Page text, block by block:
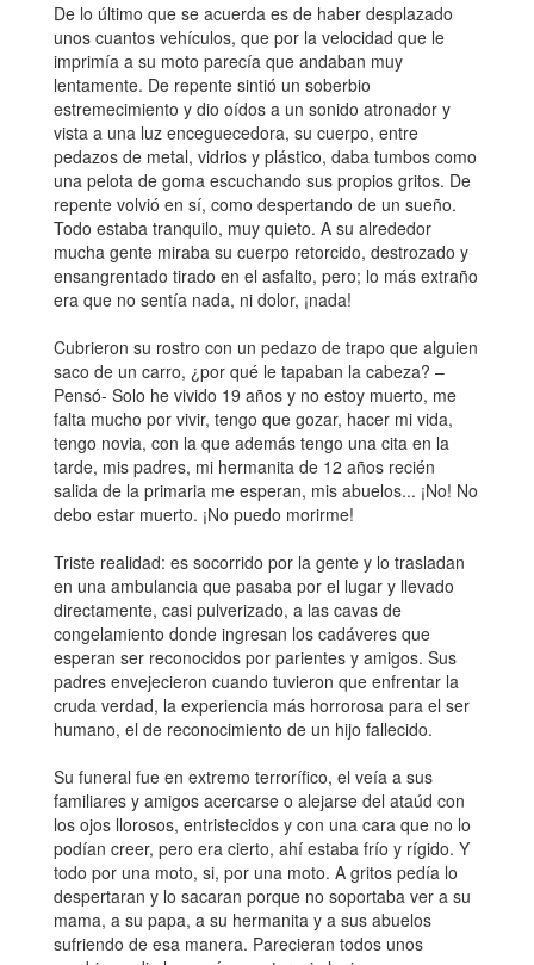
De lo último que se acuerda es de haber desplazado
unos cuantos vehículos, que por la velocidad que le
imprimía a su moto parecía que andaban muy
lentamente. De repente sintió un soberbio
estremecimiento y dio oídos a un sonido atronador y
vista a una luz enceguecedora, su cuerpo, entre
pedazos de metal, vidrios y plástico, daba tumbos como
una pelota de goma escuchando sus propios gritos. De
repente volvió en sí, como despertando de un sueño.
Todo estaba tranquilo, muy quieto. A su alrededor
mucha gente miraba su cuerpo retorcido, destrozado y
ensangrentado tirado en el asfalto, pero; lo más extraño
era que no sentía nada, ni dolor, ¡nada!
Cubrieron su rostro con un pedazo de trapo que alguien
saco de un carro, ¿por qué le tapaban la cabeza? –
Pensó- Solo he vivido 19 años y no estoy muerto, me
falta mucho por vivir, tengo que gozar, hacer mi vida,
tengo novia, con la que además tengo una cita en la
tarde, mis padres, mi hermanita de 12 años recién
salida de la primaria me esperan, mis abuelos... ¡No! No
debo estar muerto. ¡No puedo morirme!
Triste realidad: es socorrido por la gente y lo trasladan
en una ambulancia que pasaba por el lugar y llevado
directamente, casi pulverizado, a las cavas de
congelamiento donde ingresan los cadáveres que
esperan ser reconocidos por parientes y amigos. Sus
padres envejecieron cuando tuvieron que enfrentar la
cruda verdad, la experiencia más horrorosa para el ser
humano, el de reconocimiento de un hijo fallecido.
Su funeral fue en extremo terrorífico, el veía a sus
familiares y amigos acercarse o alejarse del ataúd con
los ojos llorosos, entristecidos y con una cara que no lo
podían creer, pero era cierto, ahí estaba frío y rígido. Y
todo por una moto, si, por una moto. A gritos pedía lo
despertaran y lo sacaran porque no soportaba ver a su
mama, a su papa, a su hermanita y a sus abuelos
sufriendo de esa manera. Parecieran todos unos